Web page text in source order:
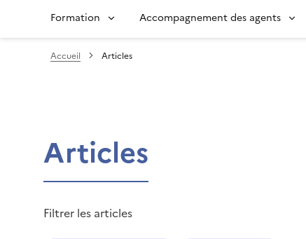
Formation Accompagnement des agents
Accueil Articles
Articles
Filtrer les articles